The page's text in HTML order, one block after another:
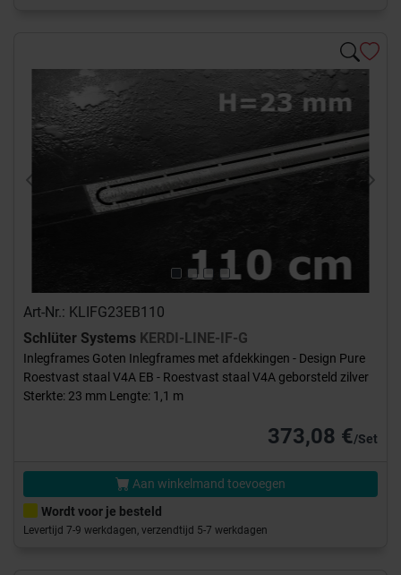
Previous Next
Art-Nr.: KLIFG23EB110
Schlüter Systems KERDI-LINE-IF-G
Inlegframes Goten Inlegframes met afdekkingen - Design Pure
Roestvast staal V4A EB - Roestvast staal V4A geborsteld zilver
Sterkte: 23 mm Lengte: 1,1 m
373,08 €/Set
Aan winkelmand toevoegen
Wordt voor je besteld
Levertijd 7-9 werkdagen, verzendtijd 5-7 werkdagen